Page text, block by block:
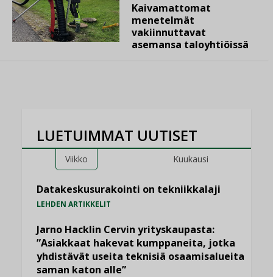
Kaivamattomat
menetelmät
vakiinnuttavat
asemansa taloyhtiöissä
LUETUIMMAT UUTISET
Viikko Kuukausi
Datakeskusurakointi on tekniikkalaji
LEHDEN ARTIKKELIT
Jarno Hacklin Cervin yrityskaupasta:
”Asiakkaat hakevat kumppaneita, jotka
yhdistävät useita teknisiä osaamisalueita
saman katon alle”